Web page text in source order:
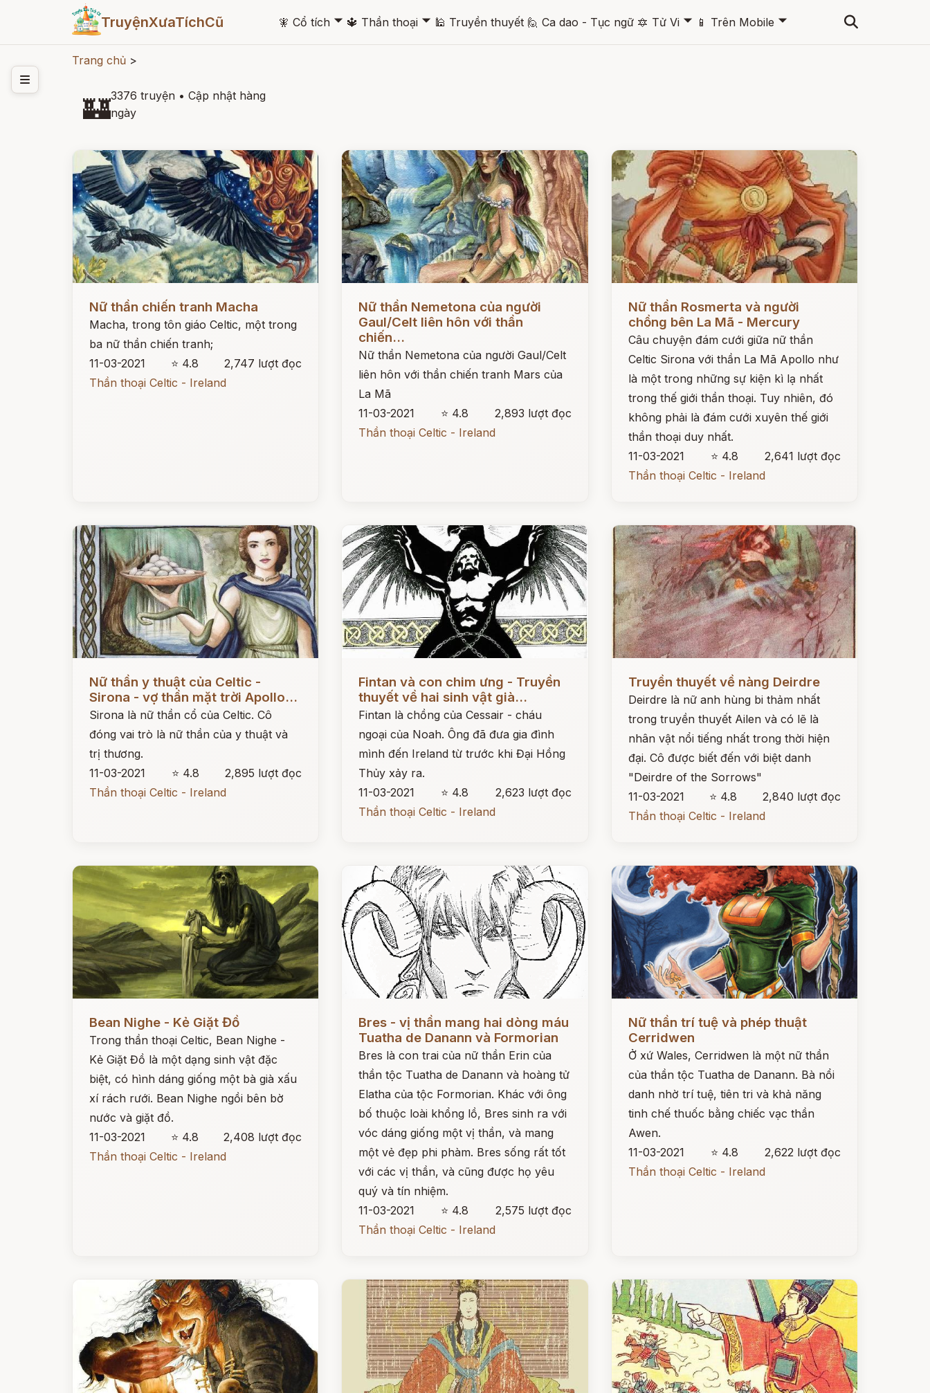
TruyệnXưaTíchCũ 🧚 Cổ tích 🞃 🔱 Thần thoại 🞃 🕌 Truyền thuyết 🙋 Ca dao - Tục ngữ 🔯 Tử Vi 🞃 📱 Trên Mobile 🞃
Trang chủ >
🏰3376 truyện • Cập nhật hàng
ngày
Nữ thần chiến tranh Macha
Macha, trong tôn giáo Celtic, một trong
ba nữ thần chiến tranh;
11-03-2021
⭐ 4.8
2,747 lượt đọc
Thần thoại Celtic - Ireland
Nữ thần Nemetona của người
Gaul/Celt liên hôn với thần
chiến...
Nữ thần Nemetona của người Gaul/Celt
liên hôn với thần chiến tranh Mars của
La Mã
11-03-2021
⭐ 4.8
2,893 lượt đọc
Thần thoại Celtic - Ireland
Nữ thần Rosmerta và người
chồng bên La Mã - Mercury
Câu chuyện đám cưới giữa nữ thần
Celtic Sirona với thần La Mã Apollo như
là một trong những sự kiện kì lạ nhất
trong thế giới thần thoại. Tuy nhiên, đó
không phải là đám cưới xuyên thế giới
thần thoại duy nhất.
11-03-2021
⭐ 4.8
2,641 lượt đọc
Thần thoại Celtic - Ireland
Nữ thần y thuật của Celtic -
Sirona - vợ thần mặt trời Apollo...
Sirona là nữ thần cổ của Celtic. Cô
đóng vai trò là nữ thần của y thuật và
trị thương.
11-03-2021
⭐ 4.8
2,895 lượt đọc
Thần thoại Celtic - Ireland
Fintan và con chim ưng - Truyền
thuyết về hai sinh vật già...
Fintan là chồng của Cessair - cháu
ngoại của Noah. Ông đã đưa gia đình
mình đến Ireland từ trước khi Đại Hồng
Thủy xảy ra.
11-03-2021
⭐ 4.8
2,623 lượt đọc
Thần thoại Celtic - Ireland
Đọc ngay
Truyền thuyết về nàng Deirdre
Deirdre là nữ anh hùng bi thảm nhất
trong truyền thuyết Ailen và có lẽ là
nhân vật nổi tiếng nhất trong thời hiện
đại. Cô được biết đến với biệt danh
"Deirdre of the Sorrows"
11-03-2021
⭐ 4.8
2,840 lượt đọc
Thần thoại Celtic - Ireland
Bean Nighe - Kẻ Giặt Đồ
Trong thần thoại Celtic, Bean Nighe -
Kẻ Giặt Đồ là một dạng sinh vật đặc
biệt, có hình dáng giống một bà già xấu
xí rách rưới. Bean Nighe ngồi bên bờ
nước và giặt đồ.
11-03-2021
⭐ 4.8
2,408 lượt đọc
Thần thoại Celtic - Ireland
Bres - vị thần mang hai dòng máu
Tuatha de Danann và Formorian
Bres là con trai của nữ thần Erin của
thần tộc Tuatha de Danann và hoàng tử
Elatha của tộc Formorian. Khác với ông
bố thuộc loài khổng lồ, Bres sinh ra với
vóc dáng giống một vị thần, và mang
một vẻ đẹp phi phàm. Bres sống rất tốt
với các vị thần, và cũng được họ yêu
quý và tín nhiệm.
11-03-2021
⭐ 4.8
2,575 lượt đọc
Thần thoại Celtic - Ireland
Nữ thần trí tuệ và phép thuật
Cerridwen
Ở xứ Wales, Cerridwen là một nữ thần
của thần tộc Tuatha de Danann. Bà nổi
danh nhờ trí tuệ, tiên tri và khả năng
tinh chế thuốc bằng chiếc vạc thần
Awen.
11-03-2021
⭐ 4.8
2,622 lượt đọc
Thần thoại Celtic - Ireland